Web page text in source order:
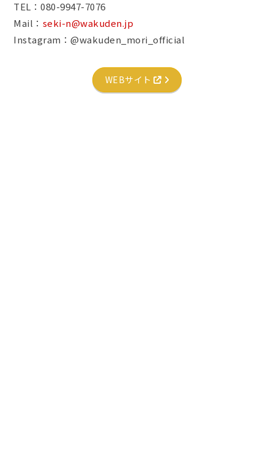
TEL：080-9947-7076
Mail： seki-n@wakuden.jp
Instagram：@wakuden_mori_official
WEBサイト